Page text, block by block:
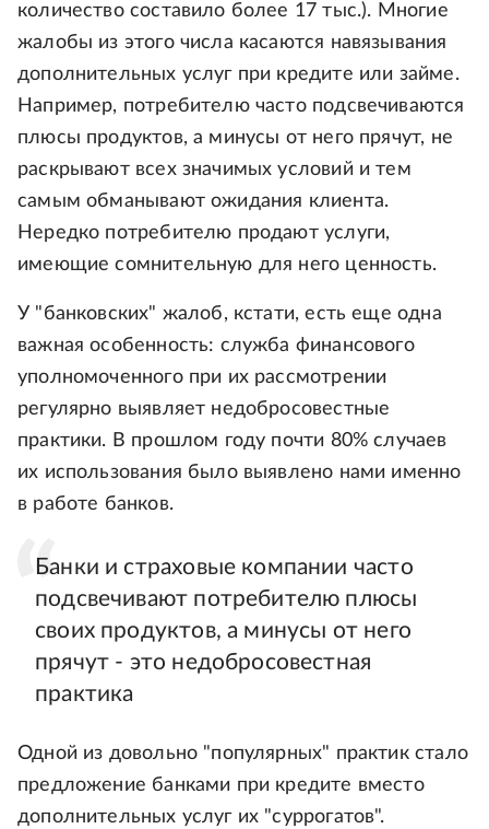
количество составило более 17 тыс.). Многие
жалобы из этого числа касаются навязывания
дополнительных услуг при кредите или займе.
Например, потребителю часто подсвечиваются
плюсы продуктов, а минусы от него прячут, не
раскрывают всех значимых условий и тем
самым обманывают ожидания клиента.
Нередко потребителю продают услуги,
имеющие сомнительную для него ценность.
У "банковских" жалоб, кстати, есть еще одна
важная особенность: служба финансового
уполномоченного при их рассмотрении
регулярно выявляет недобросовестные
практики. В прошлом году почти 80% случаев
их использования было выявлено нами именно
в работе банков.
Банки и страховые компании часто
подсвечивают потребителю плюсы
своих продуктов, а минусы от него
прячут - это недобросовестная
практика
Одной из довольно "популярных" практик стало
предложение банками при кредите вместо
дополнительных услуг их "суррогатов".